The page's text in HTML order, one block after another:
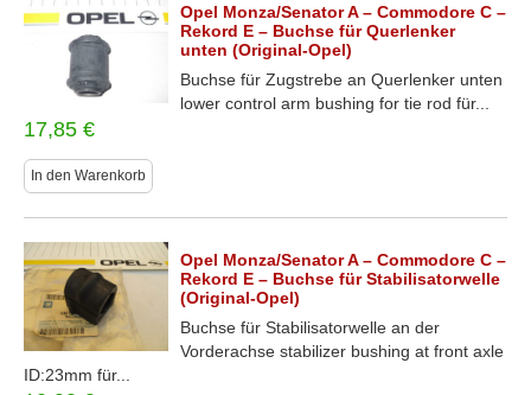
Opel Monza/Senator A – Commodore C –
Rekord E – Buchse für Querlenker
unten (Original-Opel)
Buchse für Zugstrebe an Querlenker unten
lower control arm bushing for tie rod für...
17,85 €
In den Warenkorb
Opel Monza/Senator A – Commodore C –
Rekord E – Buchse für Stabilisatorwelle
(Original-Opel)
Buchse für Stabilisatorwelle an der
Vorderachse stabilizer bushing at front axle
ID:23mm für...